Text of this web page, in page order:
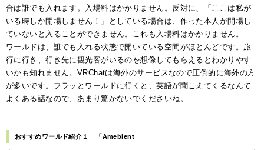
合は誰でも入れます。入場料はかかりません。反対に、「ここは私が
いる時しか開場しません！」としている場合は、作った本人が開場し
ていないと入ることができません。これも入場料はかかりません。
ワールドは、誰でも入れる状態で開いている空間がほとんどです。旅
行に行き、行き先に観光客がいるのを想像してもらえるとわかりやす
いかも知れません。VRChatは海外のサービスなので圧倒的に海外の方
が多いです。フラッとワールドに行くと、英語が聞こえてくるなんて
よくある話なので、あまり驚かないでくださいね。
おすすめワールド紹介１ 「Amebient」